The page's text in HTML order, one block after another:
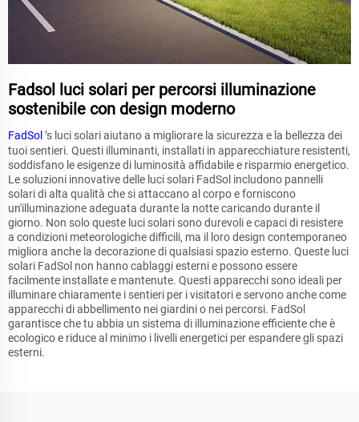
Fadsol luci solari per percorsi illuminazione
sostenibile con design moderno
FadSol’s luci solari aiutano a migliorare la sicurezza e la bellezza dei
tuoi sentieri. Questi illuminanti, installati in apparecchiature resistenti,
soddisfano le esigenze di luminosità affidabile e risparmio energetico.
Le soluzioni innovative delle luci solari FadSol includono pannelli
solari di alta qualità che si attaccano al corpo e forniscono
un'illuminazione adeguata durante la notte caricando durante il
giorno. Non solo queste luci solari sono durevoli e capaci di resistere
a condizioni meteorologiche difficili, ma il loro design contemporaneo
migliora anche la decorazione di qualsiasi spazio esterno. Queste luci
solari FadSol non hanno cablaggi esterni e possono essere
facilmente installate e mantenute. Questi apparecchi sono ideali per
illuminare chiaramente i sentieri per i visitatori e servono anche come
apparecchi di abbellimento nei giardini o nei percorsi. FadSol
garantisce che tu abbia un sistema di illuminazione efficiente che è
ecologico e riduce al minimo i livelli energetici per espandere gli spazi
esterni.